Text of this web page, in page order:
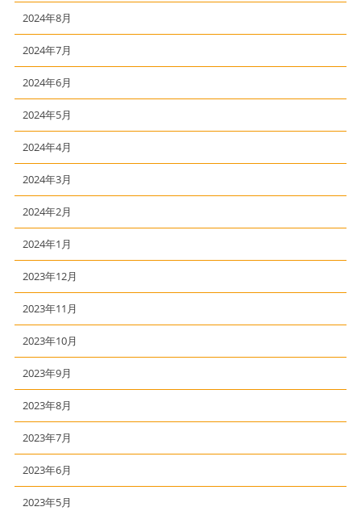
2024年8月
2024年7月
2024年6月
2024年5月
2024年4月
2024年3月
2024年2月
2024年1月
2023年12月
2023年11月
2023年10月
2023年9月
2023年8月
2023年7月
2023年6月
2023年5月